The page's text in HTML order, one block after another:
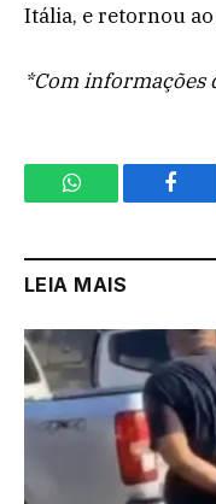
Itália, e retornou ao
*Com informações
WhatsApp
LEIA MAIS